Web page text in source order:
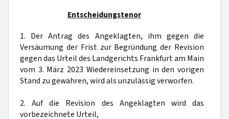
Entscheidungstenor
1. Der Antrag des Angeklagten, ihm gegen die
Versäumung der Frist zur Begründung der Revision
gegen das Urteil des Landgerichts Frankfurt am Main
vom 3. März 2023 Wiedereinsetzung in den vorigen
Stand zu gewähren, wird als unzulässig verworfen.
2. Auf die Revision des Angeklagten wird das
vorbezeichnete Urteil,